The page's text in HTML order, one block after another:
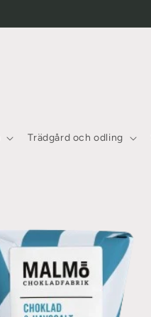
Trädgård och odling